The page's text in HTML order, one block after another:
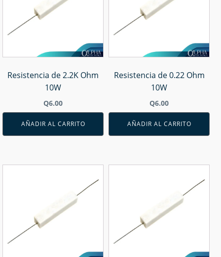
Resistencia de 2.2K Ohm
10W
Q6.00
AÑADIR AL CARRITO
Resistencia de 0.22 Ohm
10W
Q6.00
AÑADIR AL CARRITO